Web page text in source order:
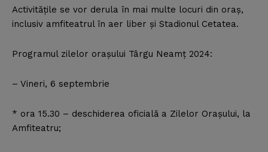
Activităţile se vor derula în mai multe locuri din oraş,
inclusiv amfiteatrul în aer liber şi Stadionul Cetatea.
Programul zilelor oraşului Târgu Neamţ 2024:
– Vineri, 6 septembrie
* ora 15.30 – deschiderea oficială a Zilelor Oraşului, la
Amfiteatru;